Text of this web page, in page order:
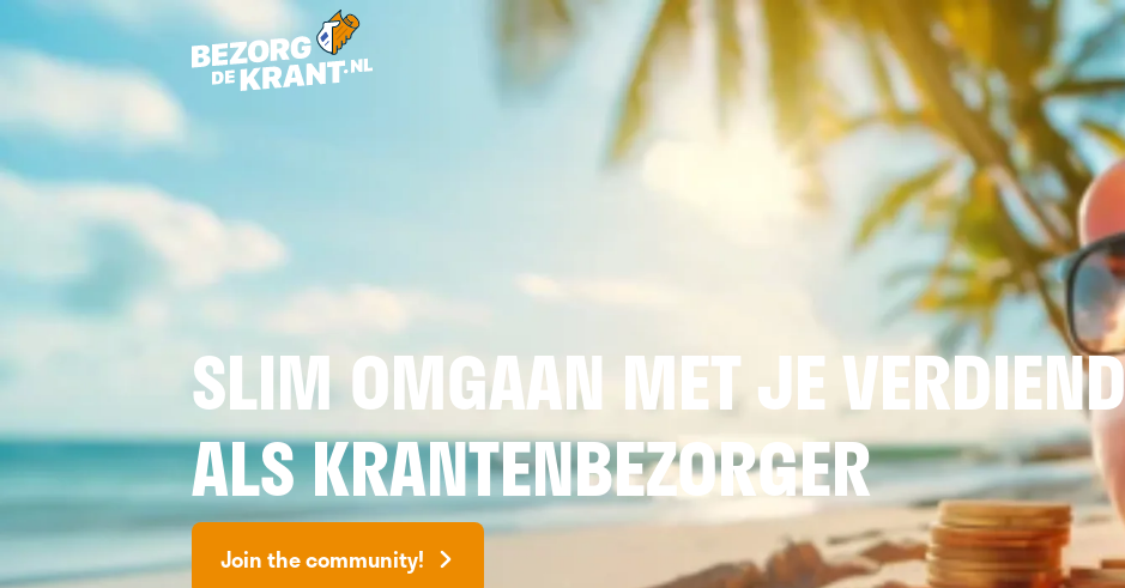
SLIM OMGAAN MET JE
ALS KRANTENBEZORGER
Join the community!